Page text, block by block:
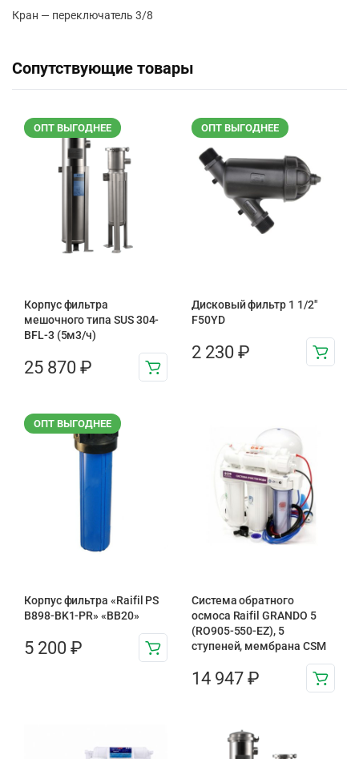
Кран — переключатель 3/8
Сопутствующие товары
ОПТ ВЫГОДНЕЕ
Корпус фильтра
мешочного типа SUS 304-
BFL-3 (5м3/ч)
25 870 ₽
ОПТ ВЫГОДНЕЕ
Дисковый фильтр 1 1/2"
F50YD
2 230 ₽
ОПТ ВЫГОДНЕЕ
Корпус фильтра «Raifil PS
B898-BK1-PR» «BB20»
5 200 ₽
Система обратного
осмоса Raifil GRANDO 5
(RO905-550-EZ), 5
ступеней, мембрана CSM
14 947 ₽